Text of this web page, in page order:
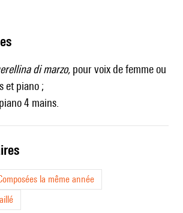
di marzo, pour voix de femme ou
et piano ;
4 mains.
la même année